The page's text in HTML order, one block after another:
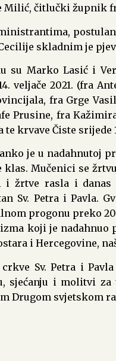
Milić, čitlučki župnik
skladnim je
su Marko Lasić i
veljače 2021. (fra
fra Grge
Prusine, fra
krvave Čiste srijede
je u nadahnutoj
klas. Mučenici se
žrtve rasla i danas
Sv. Petra i Pavla.
progonu preko
koji je
i Hercegovine,
Sv. Petra i Pavla
sjećanju i molitvi
Drugom svjetskom